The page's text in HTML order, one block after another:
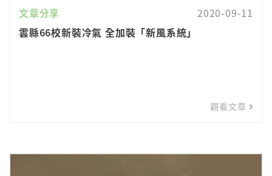
文章分享
2020-09-11
雲縣66校新裝冷氣 全加裝「新風系統」
觀看文章